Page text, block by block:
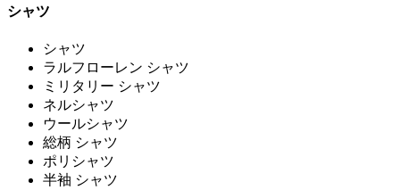
シャツ
シャツ
ラルフローレン シャツ
ミリタリー シャツ
ネルシャツ
ウールシャツ
総柄 シャツ
ポリシャツ
半袖 シャツ